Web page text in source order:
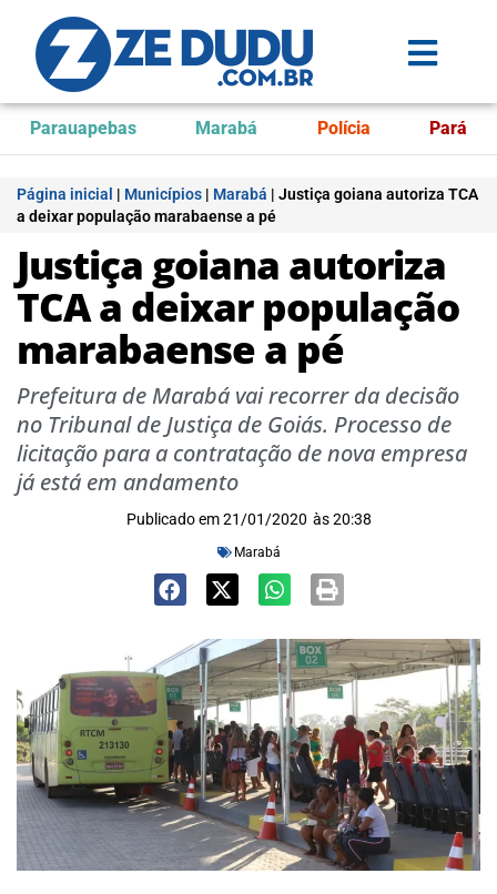
Parauapebas Marabá Polícia Pará
Página inicial | Municípios | Marabá | Justiça goiana autoriza TCA
a deixar população marabaense a pé
Justiça goiana autoriza
TCA a deixar população
marabaense a pé
Prefeitura de Marabá vai recorrer da decisão
no Tribunal de Justiça de Goiás. Processo de
licitação para a contratação de nova empresa
já está em andamento
Publicado em 21/01/2020 às 20:38
Marabá